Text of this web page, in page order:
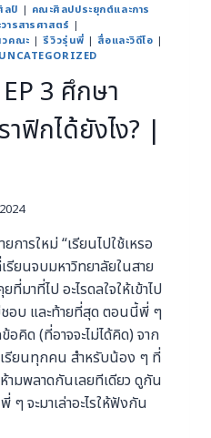
ลป์ | คณะศิลปประยุกต์และการ
ารสารศาสตร์ |
คณะ |รีวิวรุ่นพี่ |สื่อและวิดีโอ |
UNCATEGORIZED
EP 3 ศึกษา
ฟิกได้ยังไง? |
การใหม่ “เรียนไปใช้เหรอ
รียนจบมหาวิทยาลัยในสาย
มาที่ไป อะไรดลใจให้เข้าไป
อบ และท้ายที่สุด ตอนนี้พี่ ๆ
คิด (ที่อาจจะไม่ได้คิด) จาก
รียนทุกคน สำหรับน้อง ๆ ที่
ามพลาดกันเลยทีเดียว ดูกัน
ๆ จะมาเล่าอะไรให้ฟังกัน